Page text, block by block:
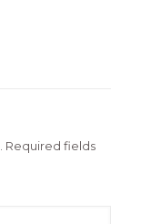
Required fields